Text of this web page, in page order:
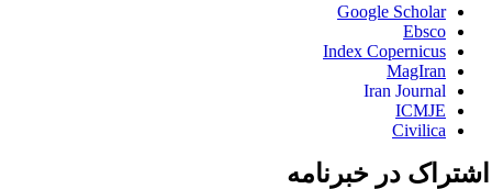
Google Scholar
Ebsco
Index Copernicus
MagIran
Iran Journal
ICMJE
Civilica
در خبرنامه